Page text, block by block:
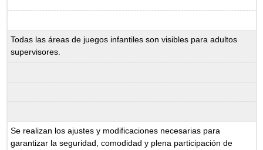
Todas las áreas de juegos infantiles son visibles para adultos
supervisores.
Se realizan los ajustes y modificaciones necesarias para
garantizar la seguridad, comodidad y plena participación de